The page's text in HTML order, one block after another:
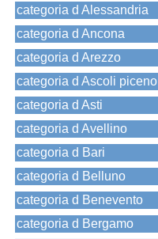
categoria d Alessandria
categoria d Ancona
categoria d Arezzo
categoria d Ascoli piceno
categoria d Asti
categoria d Avellino
categoria d Bari
categoria d Belluno
categoria d Benevento
categoria d Bergamo